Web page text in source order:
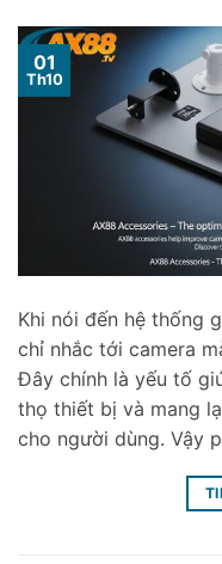
01
Th10
Khi nói đến hệ thống
chỉ nhắc tới camera
Đây chính là yếu tố
thọ thiết bị và mang
cho người dùng. Vậy